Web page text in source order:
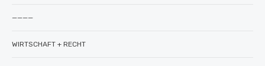
————
WIRTSCHAFT + RECHT